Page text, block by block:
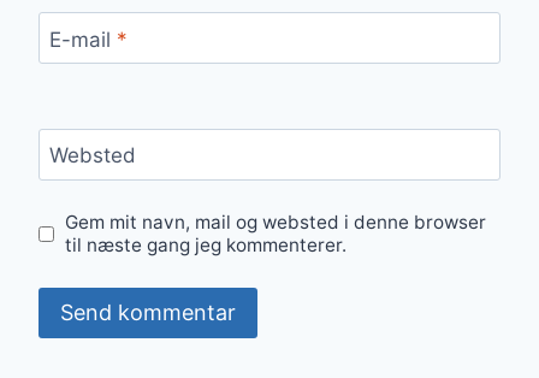
E-mail *
Websted
Gem mit navn, mail og websted i denne browser
til næste gang jeg kommenterer.